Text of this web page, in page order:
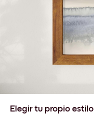
Elegir tu propio estilo